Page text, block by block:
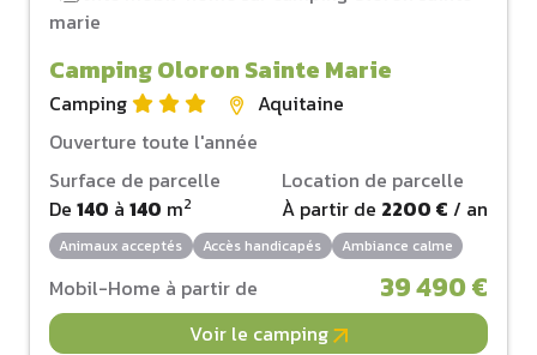
Camping Oloron Sainte Marie
Camping
Aquitaine
Ouverture toute l'année
Surface de parcelle
De 140 à 140 m2
Location de parcelle
À partir de 2200 € / an
Animaux acceptés Accès handicapés Ambiance calme
Mobil-Home à partir de 39 490 €
Voir le camping